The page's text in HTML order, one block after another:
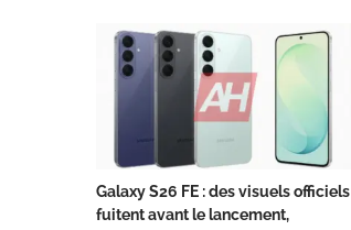
Galaxy S26 FE : des visuels officiels
fuitent avant le lancement,